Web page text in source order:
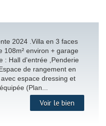
2024 .Villa en 3 faces
108m² environ + garage
: Hall d'entrée ,Penderie
de rangement en
espace dressing et
(Plan...
Voir le bien